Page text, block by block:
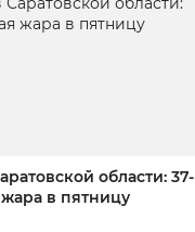
области: 37-
в пятницу